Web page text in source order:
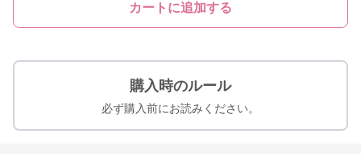
カートに追加する
購入時のルール
必ず購入前にお読みください。